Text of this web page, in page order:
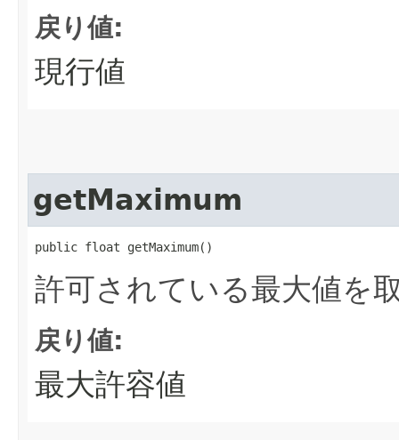
戻り値:
現行値
getMaximum
public float getMaximum()
許可されている最大値を
戻り値:
最大許容値